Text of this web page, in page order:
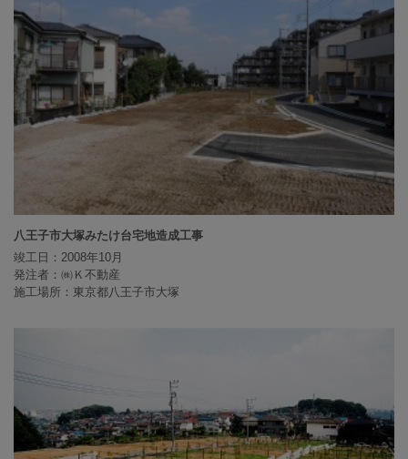
八王子市大塚みたけ台宅地造成工事
竣工日：2008年10月
発注者：㈱Ｋ不動産
施工場所：東京都八王子市大塚